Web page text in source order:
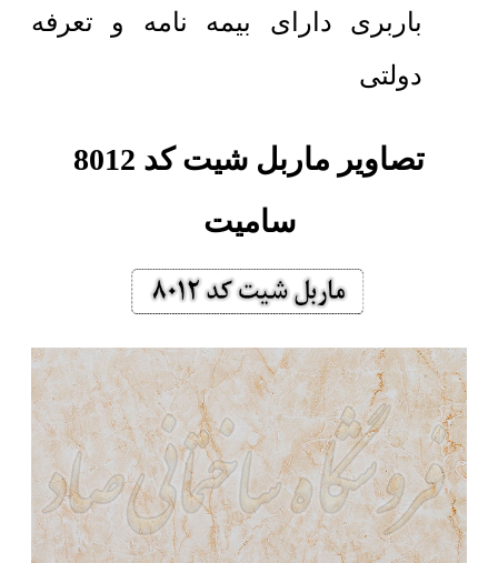
باربری دارای بیمه نامه و تعرفه
دولتی
تصاویر ماربل شیت کد 8012
سامیت